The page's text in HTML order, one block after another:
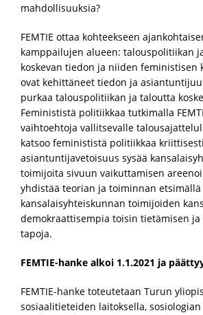
mahdollisuuksia?
FEMTIE ottaa kohteekseen
kamppailujen alueen: talouspolitiikan
koskevan tiedon ja niiden feministisen
ovat kehittäneet tiedon ja
purkaa talouspolitiikan ja taloutta
Feminististä politiikkaa tutkimalla
vaihtoehtoja vallitsevalle
katsoo feminististä politiikkaa
asiantuntijavetoisuus sysää
toimijoita sivuun vaikuttamisen
yhdistää teorian ja toiminnan etsimällä
kansalaisyhteiskunnan toimijoiden
demokraattisempia toisin tietämisen ja
tapoja.
FEMTIE-hanke alkoi 1.1.2021 ja
FEMTIE-hanke toteutetaan Turun
sosiaalitieteiden laitoksella,